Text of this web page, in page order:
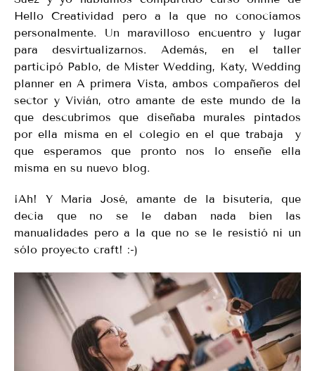
Hello Creatividad pero a la que no conocíamos
personalmente. Un maravilloso encuentro y lugar
para desvirtualizarnos. Además, en el taller
participó Pablo, de Mister Wedding, Katy, Wedding
planner en A primera Vista, ambos compañeros del
sector y Vivián, otro amante de este mundo de la
que descubrimos que diseñaba murales pintados
por ella misma en el colegio en el que trabaja y
que esperamos que pronto nos lo enseñe ella
misma en su nuevo blog.
¡Ah! Y Maria José, amante de la bisutería, que
decia que no se le daban nada bien las
manualidades pero a la que no se le resistió ni un
sólo proyecto craft! :-)